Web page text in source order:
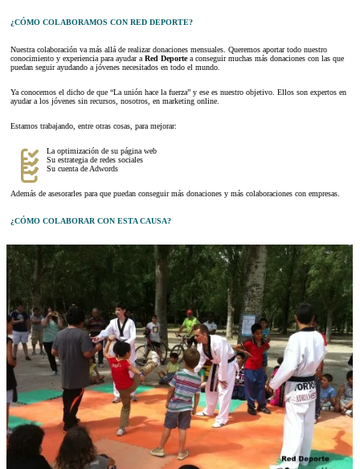
¿CÓMO COLABORAMOS CON RED DEPORTE?
Nuestra colaboración va más allá de realizar donaciones mensuales. Queremos aportar todo nuestro
conocimiento y experiencia para ayudar a Red Deportea conseguir muchas más donaciones con las que
puedan seguir ayudando a jóvenes necesitados en todo el mundo.
Ya conocemos el dicho de que “La unión hace la fuerza” y ese es nuestro objetivo. Ellos son expertos en
ayudar a los jóvenes sin recursos, nosotros, en marketing online.
Estamos trabajando, entre otras cosas, para mejorar:
La optimización de su página web
Su estrategia de redes sociales
Su cuenta de Adwords
Además de asesorarles para que puedan conseguir más donaciones y más colaboraciones con empresas.
¿CÓMO COLABORAR CON ESTA CAUSA?